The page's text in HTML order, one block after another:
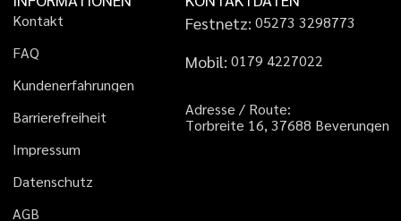
Kontakt
FAQ
Kundenerfahrungen
Barrierefreiheit
Impressum
Datenschutz
AGB
Festnetz: 05273 3298773
Mobil: 01 79 4227022
Adresse / Route:
Torbreite 16, 37688 Beverungen